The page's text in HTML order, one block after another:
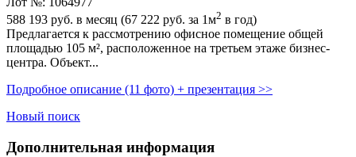
588 193 руб. в месяц (67 222 руб. за 1м2 в год)
Предлагается к рассмотрению офисное помещение общей
площадью 105 м²,­ расположенное на третьем этаже бизнес-
центра. Объект...
Подробное описание (11 фото) + презентация >>
Новый поиск
Дополнительная информация